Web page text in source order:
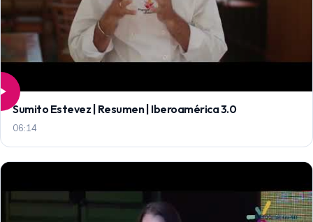
Sumito Estevez | Resumen | Iberoamérica 3.0
06:14